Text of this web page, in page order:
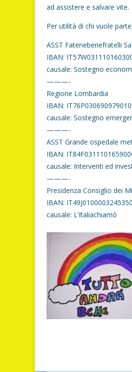
ad assistere e salvare vite.
Per utilità di chi vuole
ASST Fatenebenefratelli
IBAN:
causale: Sostegno
———-
Regione Lombardia
IBAN:
causale: Sostegno
———-
ASST Grande ospedale
IBAN:
causale: Interventi ed
———-
Presidenza Consiglio dei
IBAN:
causale: L’Italiachiamò